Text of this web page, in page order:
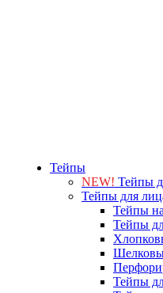
Тейпы
NEW! Тейпы
Тейпы для
Тейпы
Тейпы
Тейпы